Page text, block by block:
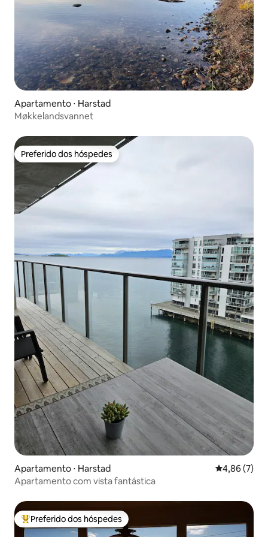
Apartamento ⋅ Harstad
Møkkelandsvannet
Preferido dos hóspedes
Preferido dos hóspedes
Apartamento ⋅ Harstad 4,86 de uma
4,86 (7)
Apartamento com vista fantástica
Entre os melhores preferidos dos hóspedes
Preferido dos hóspedes